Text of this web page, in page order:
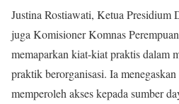
Justina Rostiawati, Ketua
juga Komisioner Komnas
memaparkan kiat-kiat praktis dalam
praktik berorganisasi. Ia
memperoleh akses kepada sumber